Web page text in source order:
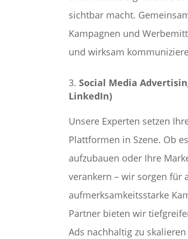
sichtbar macht.
Kampagnen und
und wirksam
Social Media
LinkedIn)
Unsere Experten setzen
Plattformen in Szene. Ob
aufzubauen oder Ihre
verankern – wir sorgen für
aufmerksamkeitsstarke
Partner bieten wir
Ads nachhaltig zu